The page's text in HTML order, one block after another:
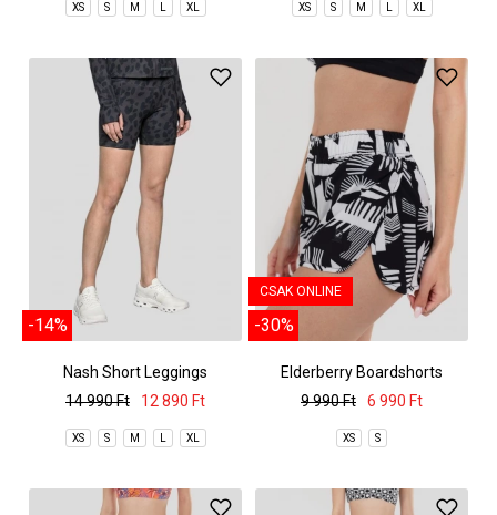
XS S M L XL XS S M L XL
-14%
Nash Short Leggings
14 990 Ft
12 890 Ft
XS S M L XL
CSAK ONLINE
-30%
Elderberry Boardshorts
9 990 Ft
6 990 Ft
XS S